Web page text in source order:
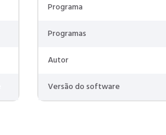
Programa
Programas
Autor
Versão do software